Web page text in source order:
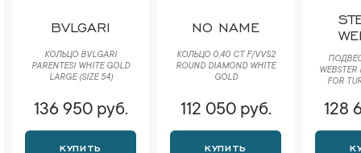
BVLGARI
КОЛЬЦО BVLGARI
PARENTESI WHITE GOLD
LARGE (SIZE 54)
136 950 руб.
КУПИТЬ
NO NAME
КОЛЬЦО 0,40 CT F/VVS2
ROUND DIAMOND WHITE
GOLD
112 050 руб.
КУПИТЬ
WEBSTER
FOR
128